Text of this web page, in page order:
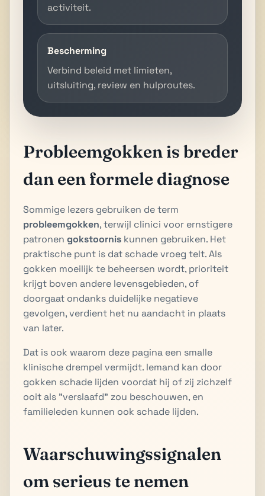
activiteit.
Bescherming
Verbind beleid met limieten,
uitsluiting, review en hulproutes.
Probleemgokken is breder
dan een formele diagnose
Sommige lezers gebruiken de term
probleemgokken, terwijl clinici voor ernstigere
patronen gokstoornis kunnen gebruiken. Het
praktische punt is dat schade vroeg telt. Als
gokken moeilijk te beheersen wordt, prioriteit
krijgt boven andere levensgebieden, of
doorgaat ondanks duidelijke negatieve
gevolgen, verdient het nu aandacht in plaats
van later.
Dat is ook waarom deze pagina een smalle
klinische drempel vermijdt. Iemand kan door
gokken schade lijden voordat hij of zij zichzelf
ooit als "verslaafd" zou beschouwen, en
familieleden kunnen ook schade lijden.
Waarschuwingssignalen
om serieus te nemen